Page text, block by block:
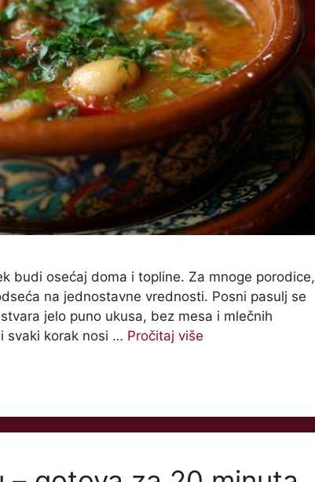
budi osećaj doma i topline. Za mnoge porodice,
na jednostavne vrednosti. Posni pasulj se
jelo puno ukusa, bez mesa i mlečnih
svaki korak nosi … Pročitaj više